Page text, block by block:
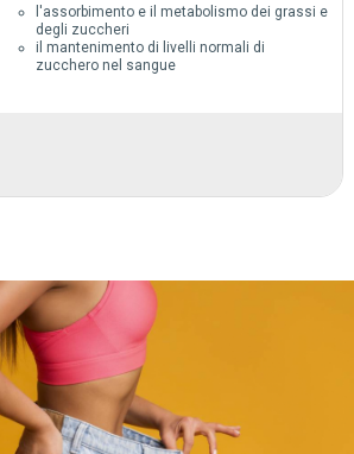
l'assorbimento e il metabolismo dei grassi e
degli zuccheri
il mantenimento di livelli normali di
zucchero nel sangue